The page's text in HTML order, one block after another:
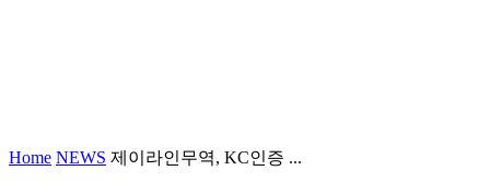
Home NEWS 제이라인무역, KC인증 ...